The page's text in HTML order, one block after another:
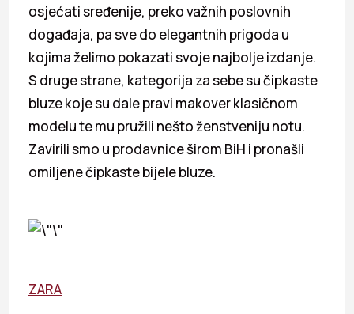
osjećati sređenije, preko važnih poslovnih
događaja, pa sve do elegantnih prigoda u
kojima želimo pokazati svoje najbolje izdanje.
S druge strane, kategorija za sebe su čipkaste
bluze koje su dale pravi makover klasičnom
modelu te mu pružili nešto ženstveniju notu.
Zavirili smo u prodavnice širom BiH i pronašli
omiljene čipkaste bijele bluze.
ZARA